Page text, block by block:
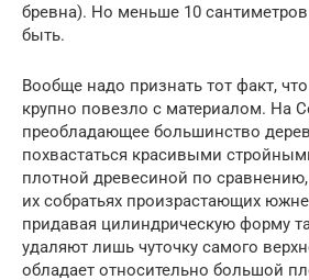
бревна). Но меньше 10
быть.
Вообще надо признать тот факт,
крупно повезло с материалом. На
преобладающее большинство
похвастаться красивыми
плотной древесиной по
их собратьях произрастающих
придавая цилиндрическую форму
удаляют лишь чуточку самого
обладает относительно большой